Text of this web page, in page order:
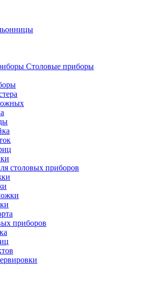
Cтоловые приборы
столовых приборов
приборов